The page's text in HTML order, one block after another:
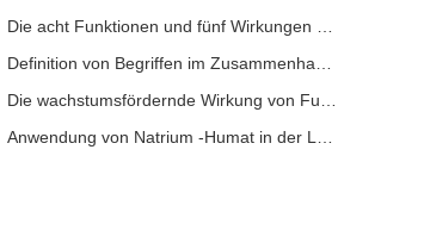
Anwendung von Natrium -Humat in der Landwirtschaft